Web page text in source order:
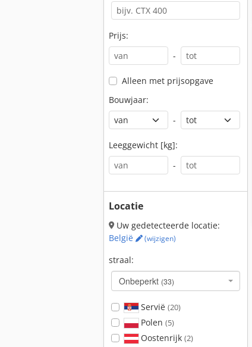
Prijs:
-
Alleen met prijsopgave
Bouwjaar:
-
Leeggewicht [kg]:
-
Locatie
Uw gedetecteerde locatie:
België
(wijzigen)
straal:
Onbeperkt (33)
Servië (20)
Polen (5)
Oostenrijk (2)